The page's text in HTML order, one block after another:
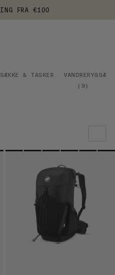
FRA €100
& TASKER
( 9)
VORES ANBEFALING
PRIS LAV TIL HØJ
PRIS HØJ TIL LAV
HVAD ER NYT
VURDERING